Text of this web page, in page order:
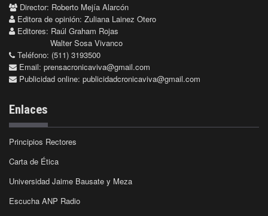
Director: Roberto Mejía Alarcón
Editora de opinión: Zuliana Lainez Otero
Editores: Raúl Graham Rojas
Walter Sosa Vivanco
Teléfono: (511) 3193500
Email: prensacronicaviva@gmail.com
Publicidad online: publicidadcronicaviva@gmail.com
Enlaces
Principios Rectores
Carta de Ética
Universidad Jaime Bausate y Meza
Escucha ANP Radio